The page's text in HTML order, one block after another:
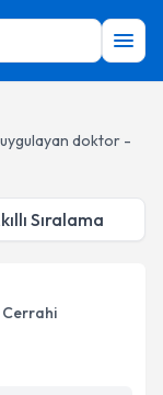
uygulayan doktor -
Sıralama
Cerrahi